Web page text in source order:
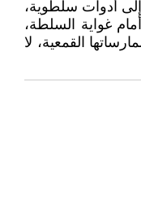
إلى أدوات سلطوية،
غواية السلطة،
القمعية، لا